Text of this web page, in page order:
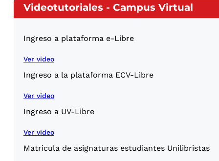
Videotutoriales - Campus Virtual
Ingreso a plataforma e-Libre
Ver video
Ingreso a la plataforma ECV-Libre
Ver video
Ingreso a UV-Libre
Ver video
Matricula de asignaturas estudiantes Unilibristas